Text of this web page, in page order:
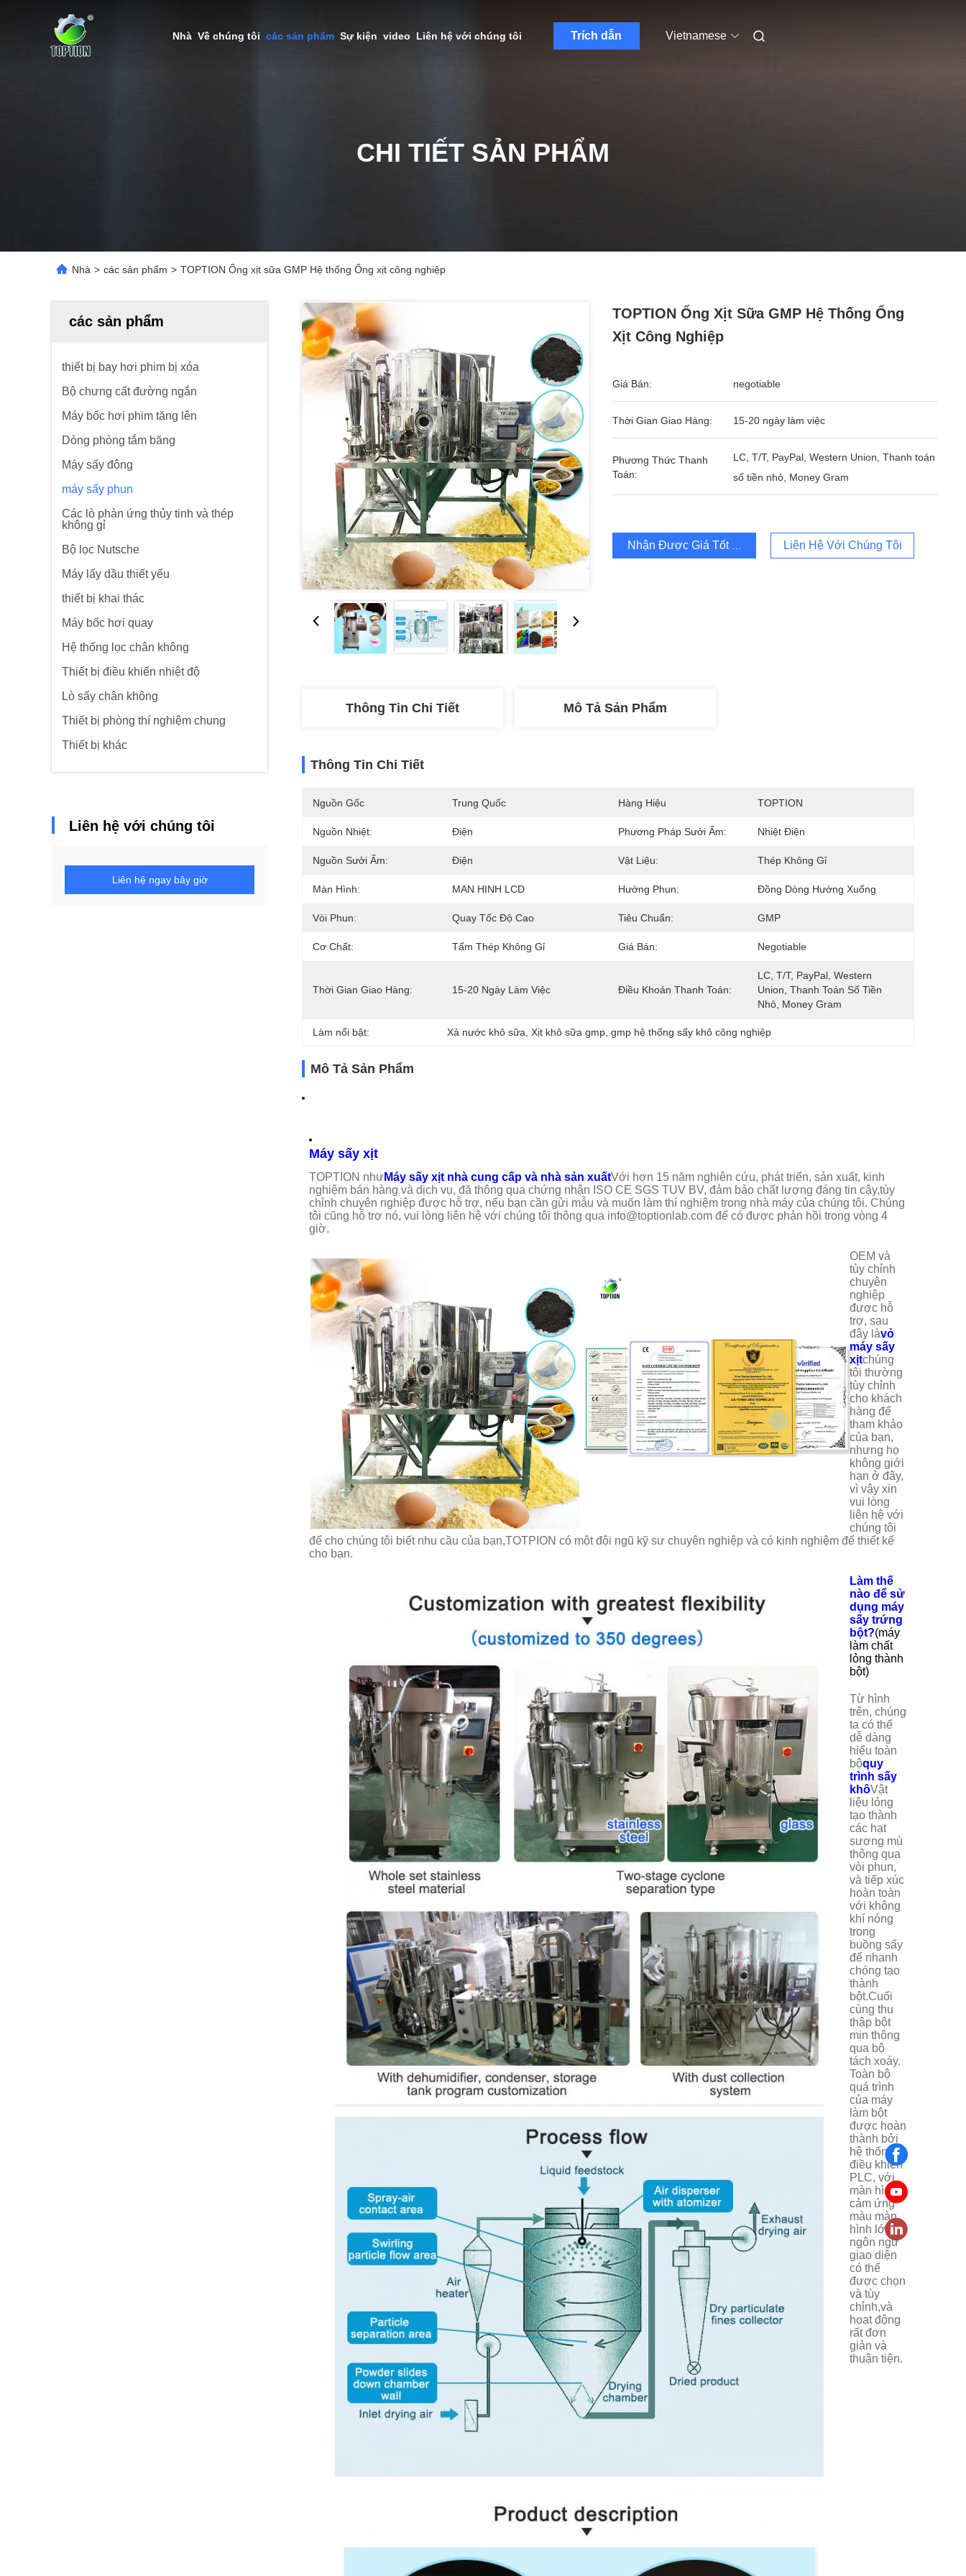
Nhà Về chúng tôi các sản phẩm Sự kiện video Liên hệ với chúng tôi Trích dẫn Vietnamese
CHI TIẾT SẢN PHẨM
Nhà > các sản phẩm > TOPTION Ống xịt sữa GMP Hệ thống Ống xịt công nghiệp
các sản phẩm
thiết bị bay hơi phim bị xóa
Bộ chưng cất đường ngắn
Máy bốc hơi phim tăng lên
Dòng phòng tắm băng
Máy sấy đông
máy sấy phun
Các lò phản ứng thủy tinh và thép
không gỉ
Bộ lọc Nutsche
Máy lấy dầu thiết yếu
thiết bị khai thác
Máy bốc hơi quay
Hệ thống lọc chân không
Thiết bị điều khiển nhiệt độ
Lò sấy chân không
Thiết bị phòng thí nghiệm chung
Thiết bị khác
Liên hệ với chúng tôi
Liên hệ ngay bây giờ
TOPTION Ống Xịt Sữa GMP Hệ Thống Ống
Xịt Công Nghiệp
Giá Bán: negotiable
Thời Gian Giao Hàng: 15-20 ngày làm việc
Phương Thức Thanh
Toán:
LC, T/T, PayPal, Western Union, Thanh toán
số tiền nhỏ, Money Gram
Nhận Được Giá Tốt Nhất Liên Hệ Với Chúng Tôi
Thông Tin Chi Tiết Mô Tả Sản Phẩm
Thông Tin Chi Tiết
Nguồn Gốc Trung Quốc Hàng Hiệu TOPTION
Nguồn Nhiệt: Điện Phương Pháp Sưởi Ấm: Nhiệt Điện
Nguồn Sưởi Ấm: Điện Vật Liệu: Thép Không Gỉ
Màn Hình: MAN HINH LCD Hướng Phun: Đồng Dòng Hướng Xuống
Vòi Phun: Quay Tốc Độ Cao Tiêu Chuẩn: GMP
Cơ Chất: Tấm Thép Không Gỉ Giá Bán: Negotiable
Thời Gian Giao Hàng: 15-20 Ngày Làm Việc Điều Khoản Thanh Toán:
LC, T/T, PayPal, Western
Union, Thanh Toán Số Tiền
Nhỏ, Money Gram
Làm nổi bật: Xả nước khô sữa , Xịt khô sữa gmp , gmp hệ thống sấy khô công nghiệp
Mô Tả Sản Phẩm
Máy sấy xịt
TOPTION nhưMáy sấy xịt nhà cung cấp và nhà sản xuấtVới hơn 15 năm nghiên cứu, phát triển, sản xuất, kinh
nghiệm bán hàng và dịch vụ, đã thông qua chứng nhận ISO CE SGS TUV BV, đảm bảo chất lượng đáng tin cậy,tùy
chỉnh chuyên nghiệp được hỗ trợ, nếu bạn cần gửi mẫu và muốn làm thí nghiệm trong nhà máy của chúng tôi. Chúng
tôi cũng hỗ trợ nó, vui lòng liên hệ với chúng tôi thông qua info@toptionlab.com để có được phản hồi trong vòng 4
giờ.
OEM và
tùy chỉnh
chuyên
nghiệp
được hỗ
trợ, sau
đây làvỏ
máy sấy
xịtchúng
tôi thường
tùy chỉnh
cho khách
hàng để
tham khảo
của bạn,
nhưng họ
không giới
hạn ở đây,
vì vậy xin
vui lòng
liên hệ với
chúng tôi
để cho chúng tôi biết nhu cầu của bạn,TOTPION có một đội ngũ kỹ sư chuyên nghiệp và có kinh nghiệm để thiết kế
cho bạn.
Làm thế
nào để sử
dụng máy
sấy trứng
bột?(máy
làm chất
lỏng thành
bột)
Từ hình
trên, chúng
ta có thể
dễ dàng
hiểu toàn
bộquy
trình sấy
khôVật
liệu lỏng
tạo thành
các hạt
sương mù
thông qua
vòi phun,
và tiếp xúc
hoàn toàn
với không
khí nóng
trong
buồng sấy
để nhanh
chóng tạo
thành
bột.Cuối
cùng thu
thập bột
mịn thông
qua bộ
tách xoáy.
Toàn bộ
quá trình
của máy
làm bột
được hoàn
thành bởi
hệ thống
điều khiển
PLC, với
màn hình
cảm ứng
màu màn
hình lớn,
ngôn ngữ
giao diện
có thể
được chọn
và tùy
chỉnh,và
hoạt động
rất đơn
giản và
thuận tiện.